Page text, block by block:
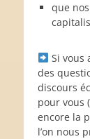
que
Si vous
des
discours
pour vous
encore la
l’on nous